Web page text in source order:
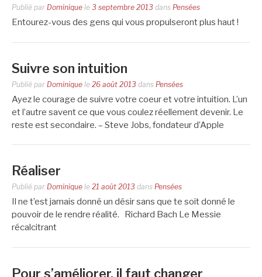
Publié par Dominique le 3 septembre 2013 dans Pensées
Entourez-vous des gens qui vous propulseront plus haut !
Suivre son intuition
Publié par Dominique le 26 août 2013 dans Pensées
Ayez le courage de suivre votre coeur et votre intuition. L’un
et l’autre savent ce que vous coulez réellement devenir. Le
reste est secondaire. – Steve Jobs, fondateur d’Apple
Réaliser
Publié par Dominique le 21 août 2013 dans Pensées
Il ne t’est jamais donné un désir sans que te soit donné le
pouvoir de le rendre réalité. Richard Bach Le Messie
récalcitrant
Pour s’améliorer, il faut changer